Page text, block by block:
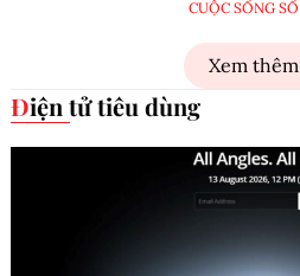
CUỘC SỐNG SỐ
Xem thêm
Điện tử tiêu dùng